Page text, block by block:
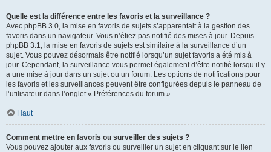
Quelle est la différence entre les favoris et la surveillance ?
Avec phpBB 3.0, la mise en favoris de sujets s’apparentait à la gestion des
favoris dans un navigateur. Vous n’étiez pas notifié des mises à jour. Depuis
phpBB 3.1, la mise en favoris de sujets est similaire à la surveillance d’un
sujet. Vous pouvez désormais être notifié lorsqu’un sujet favoris a été mis à
jour. Cependant, la surveillance vous permet également d’être notifié lorsqu’il y
a une mise à jour dans un sujet ou un forum. Les options de notifications pour
les favoris et les surveillances peuvent être configurées depuis le panneau de
l’utilisateur dans l’onglet « Préférences du forum ».
Haut
Comment mettre en favoris ou surveiller des sujets ?
Vous pouvez ajouter aux favoris ou surveiller un sujet en cliquant sur le lien